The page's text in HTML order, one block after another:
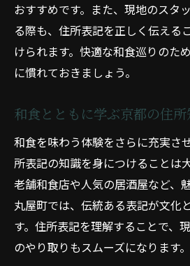
おすすめです。また、現地のスタ
る際も、住所表記を正しく伝える
けられます。快適な和食巡りのた
に慣れておきましょう。
和食とともに学ぶ京都の住
和食を味わう体験をさらに充実さ
所表記の知識を身につけることは
老舗和食店や人気の居酒屋など、
丸屋町では、伝統ある表記が文化
す。住所表記を理解することで、
のやり取りもスムーズになります。